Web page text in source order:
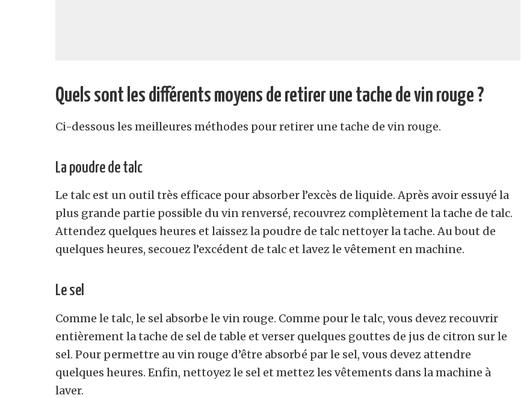
Quels sont les différents moyens de retirer une tache de vin rouge ?
Ci-dessous les meilleures méthodes pour retirer une tache de vin rouge.
La poudre de talc
Le talc est un outil très efficace pour absorber l’excès de liquide. Après avoir essuyé la
plus grande partie possible du vin renversé, recouvrez complètement la tache de talc.
Attendez quelques heures et laissez la poudre de talc nettoyer la tache. Au bout de
quelques heures, secouez l’excédent de talc et lavez le vêtement en machine.
Le sel
Comme le talc, le sel absorbe le vin rouge. Comme pour le talc, vous devez recouvrir
entièrement la tache de sel de table et verser quelques gouttes de jus de citron sur le
sel. Pour permettre au vin rouge d’être absorbé par le sel, vous devez attendre
quelques heures. Enfin, nettoyez le sel et mettez les vêtements dans la machine à
laver.